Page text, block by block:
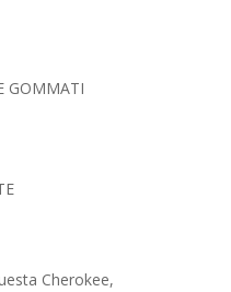
GOMMATI
Cherokee,